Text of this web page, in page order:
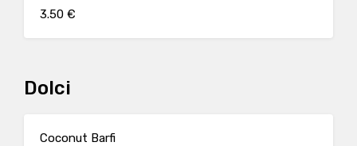
3.50 €
Dolci
Coconut Barfi